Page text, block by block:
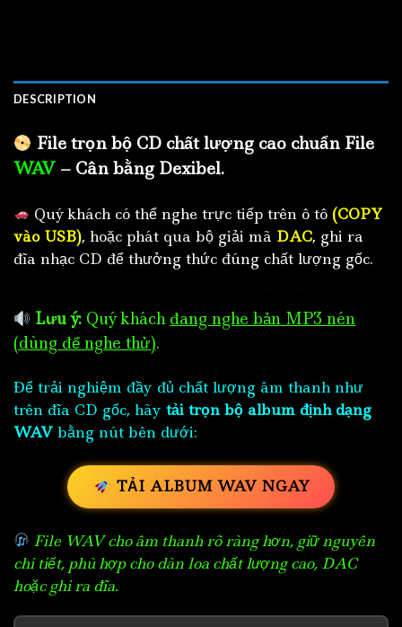
DESCRIPTION
File trọn bộ CD chất lượng cao chuẩn File
WAV – Cân bằng Dexibel.
Quý khách có thể nghe trực tiếp trên ô tô (COPY
vào USB), hoặc phát qua bộ giải mã DAC, ghi ra
đĩa nhạc CD để thưởng thức đúng chất lượng gốc.
Lưu ý: Quý khách đang nghe bản MP3 nén
(dùng để nghe thử).
Để trải nghiệm đầy đủ chất lượng âm thanh như
trên đĩa CD gốc, hãy tải trọn bộ album định dạng
WAV bằng nút bên dưới:
TẢI ALBUM WAV NGAY
File WAV cho âm thanh rõ ràng hơn, giữ nguyên
chi tiết, phù hợp cho dàn loa chất lượng cao, DAC
hoặc ghi ra đĩa.